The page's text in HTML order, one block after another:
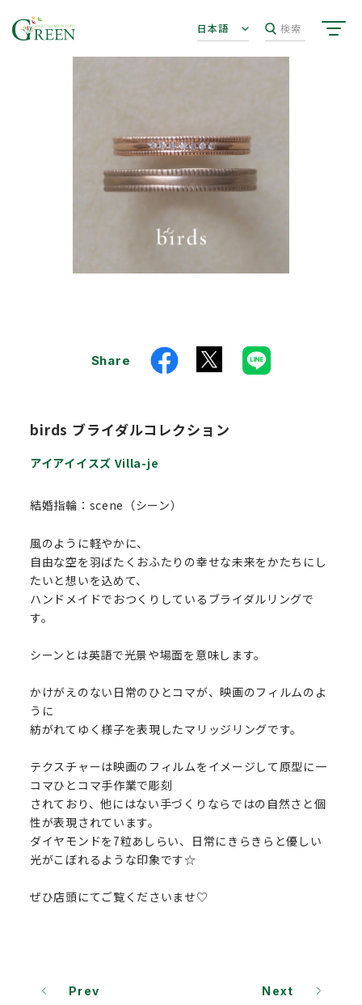
日本語 検索
Share
birds ブライダルコレクション
アイアイイスズ Villa-je
結婚指輪：scene（シーン）
風のように軽やかに、
自由な空を羽ばたくおふたりの幸せな未来をかたちにし
たいと想いを込めて、
ハンドメイドでおつくりしているブライダルリングで
す。
シーンとは英語で光景や場面を意味します。
かけがえのない日常のひとコマが、映画のフィルムのよ
うに
紡がれてゆく様子を表現したマリッジリングです。
テクスチャーは映画のフィルムをイメージして原型に一
コマひとコマ手作業で彫刻
されており、他にはない手づくりならではの自然さと個
性が表現されています。
ダイヤモンドを7粒あしらい、日常にきらきらと優しい
光がこぼれるような印象です☆
ぜひ店頭にてご覧くださいませ♡
Prev Next